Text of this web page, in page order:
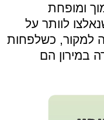
ומופחת
לוותר על
למקור, כשלפחות
במירון הם